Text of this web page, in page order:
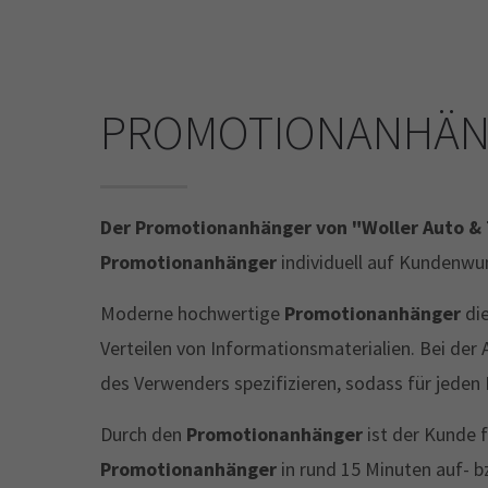
Der Promotionanhänger von "Woller Auto
Promotionanhänger individuell auf
Moderne hochwertige Promotionanhänger
Verteilen von Informationsmaterialien. Bei der
des Verwenders spezifizieren, sodass für
Durch den Promotionanhänger ist der Kunde
Promotionanhänger in rund 15 Minuten auf-